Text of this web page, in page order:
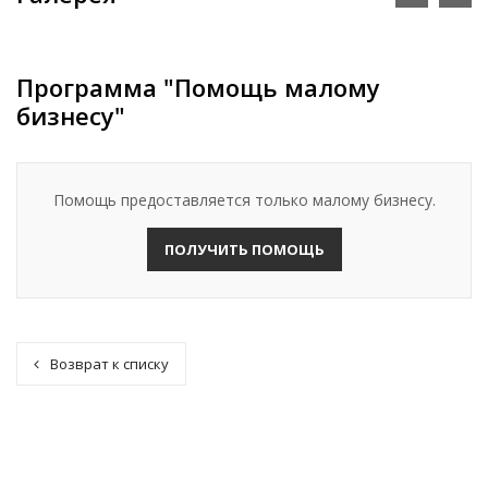
Программа "Помощь малому
бизнесу"
Помощь предоставляется только малому бизнесу.
ПОЛУЧИТЬ ПОМОЩЬ
Возврат к списку